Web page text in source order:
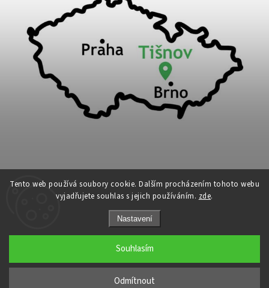
Tento web používá soubory cookie. Dalším procházením tohoto webu
vyjadřujete souhlas s jejich používáním. zde.
Nastavení
Odmítnout
Souhlasím
Cykloport. Všechna práva vyhrazena.
Upravit nastavení cookies